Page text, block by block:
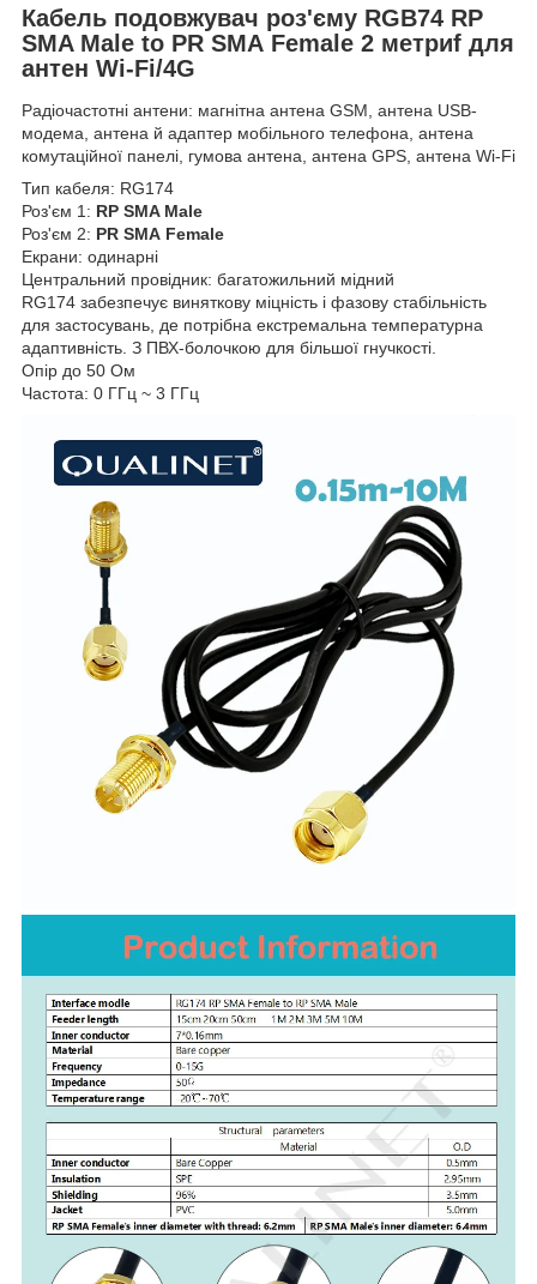
Кабель подовжувач роз'єму RGB74 RP
SMA Male to PR SMA Female 2 метриf для
антен Wi-Fi/4G
Радіочастотні антени: магнітна антена GSM, антена USB-
модема, антена й адаптер мобільного телефона, антена
комутаційної панелі, гумова антена, антена GPS, антена Wi-Fi
Тип кабеля: RG174
Роз'єм 1: RP SMA Male
Роз'єм 2: PR SMA Female
Екрани: одинарні
Центральний провідник: багатожильний мідний
RG174 забезпечує виняткову міцність і фазову стабільність
для застосувань, де потрібна екстремальна температурна
адаптивність. З ПВХ-болочкою для більшої гнучкості.
Опір до 50 Ом
Частота: 0 ГГц ~ 3 ГГц